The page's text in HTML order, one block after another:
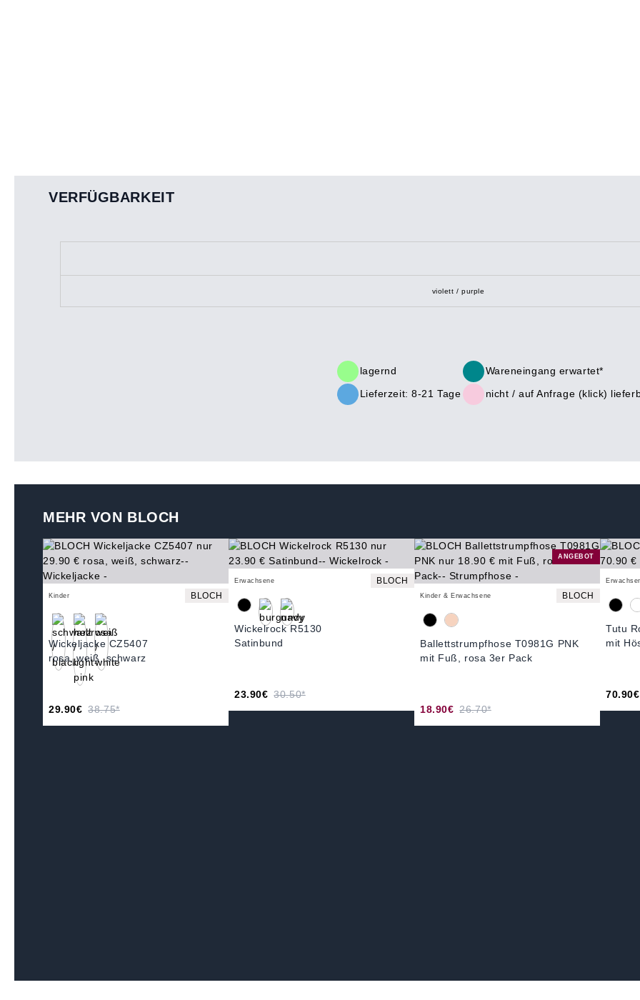
VERFÜGBARKEIT
violett / purple
lagernd
Wareneingang erwartet*
Lieferzeit: 8-21 Tage
nicht / auf Anfrage (klick)
MEHR VON BLOCH
Kinder BLOCH
Wickeljacke CZ5407
rosa, weiß, schwarz
29.90€ 38.75*
Erwachsene BLOCH
Wickelrock R5130
Satinbund
23.90€ 30.50*
ANGEBOT
Kinder & Erwachsene BLOCH
Ballettstrumpfhose T0981G PNK
mit Fuß, rosa 3er Pack
18.90€ 26.70*
Tutu
mit
70.90€